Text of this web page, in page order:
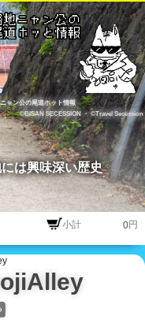
ャン公の尾道ホット情報
©BISAN SECESSION
・©Travel Secession
円
は興味深い歴史